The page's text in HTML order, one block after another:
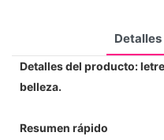
Detalles del producto:
belleza.
Resumen rápido